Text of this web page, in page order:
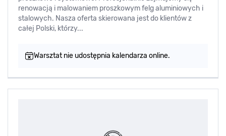
renowacją i malowaniem proszkowym felg aluminiowych i
stalowych. Nasza oferta skierowana jest do klientów z
całej Polski, którzy...
Warsztat nie udostępnia kalendarza online.